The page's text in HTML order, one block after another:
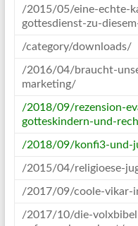
/2015/05/eine-echte-
gottesdienst-zu-
/category/downloads/
/2016/04/braucht-
marketing/
/2018/09/rezension-
gotteskindern-und-
/2018/09/konfi3-und-
/2015/04/religioese-
/2017/09/coole-vikar-
/2017/10/die-